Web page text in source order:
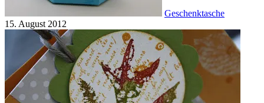
Geschenktasche
15. August 2012